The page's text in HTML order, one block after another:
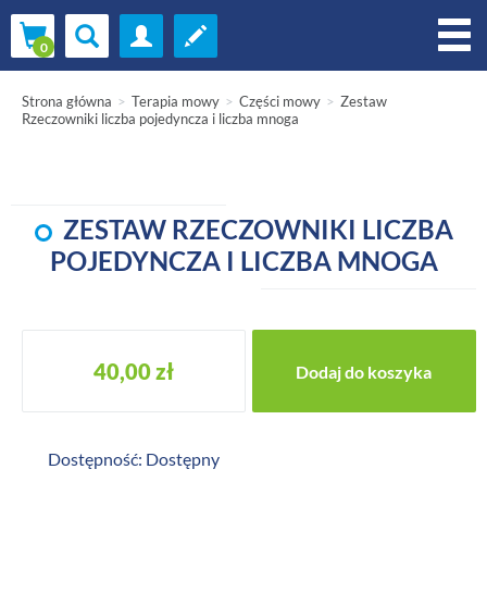
Strona główna Terapia mowy Części mowy
Zestaw
Rzeczowniki liczba pojedyncza i liczba mnoga
ZESTAW RZECZOWNIKI LICZBA
POJEDYNCZA I LICZBA MNOGA
40,00 zł
Dostępność: Dostępny